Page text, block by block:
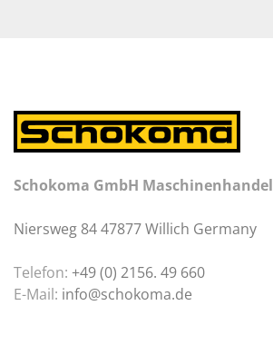
Schokoma GmbH Maschinenhandel
Niersweg 84 47877 Willich Germany
Telefon: +49 (0) 2156. 49 660
E-Mail: info@schokoma.de